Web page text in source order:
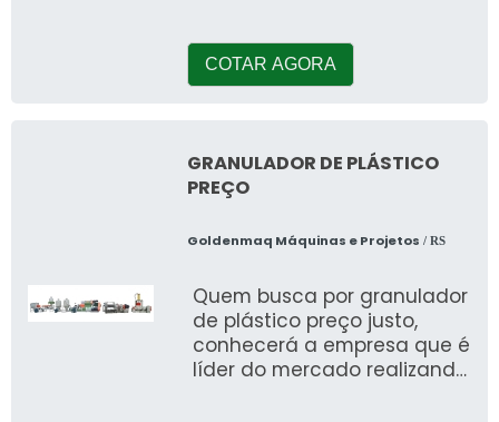
descobri
COTAR AGORA
GRANULADOR DE PLÁSTICO
PREÇO
Goldenmaq Máquinas e Projetos / RS
Quem busca por granulador
de plástico preço justo,
conhecerá a empresa que é
líder do mercado realizando